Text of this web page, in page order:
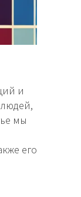
и
мы
его